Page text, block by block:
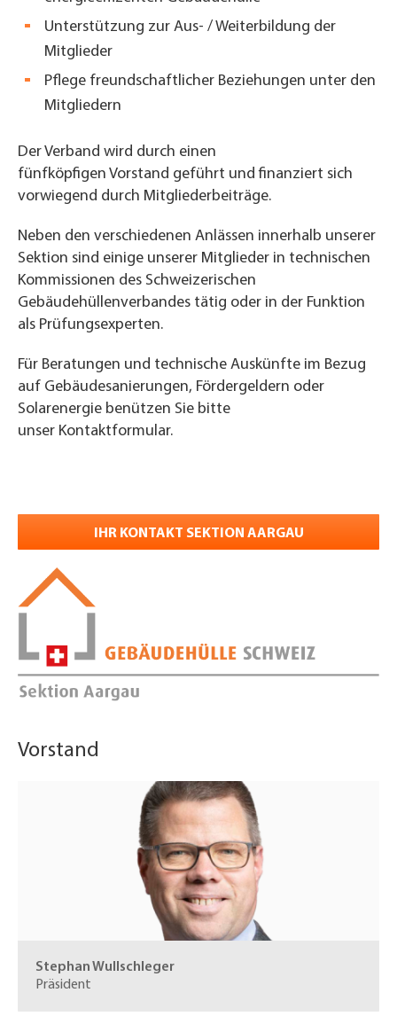
Unterstützung zur Aus- / Weiterbildung der
Mitglieder
Pflege freundschaftlicher Beziehungen unter den
Mitgliedern
Der Verband wird durch einen
fünfköpfigen Vorstand geführt und finanziert sich
vorwiegend durch Mitgliederbeiträge.
Neben den verschiedenen Anlässen innerhalb unserer
Sektion sind einige unserer Mitglieder in technischen
Kommissionen des Schweizerischen
Gebäudehüllenverbandes tätig oder in der Funktion
als Prüfungsexperten.
Für Beratungen und technische Auskünfte im Bezug
auf Gebäudesanierungen, Fördergeldern oder
Solarenergie benützen Sie bitte
unser Kontaktformular.
IHR KONTAKT SEKTION AARGAU
Vorstand
Stephan Wullschleger
Präsident